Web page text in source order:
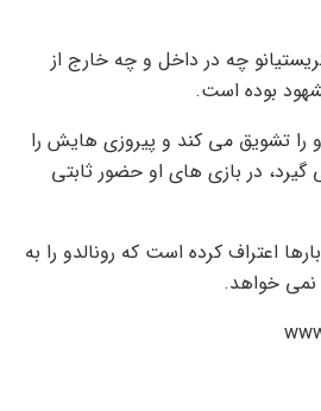
چه در داخل و چه خارج از
بوده است.
را تشویق می کند و پیروزی هایش را
در بازی های او حضور ثابتی
اعتراف کرده است که رونالدو را به
نمی خواهد.